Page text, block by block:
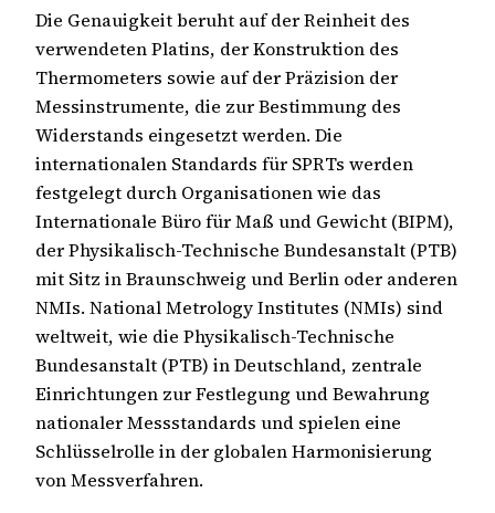
Die Genauigkeit beruht auf der Reinheit des
verwendeten Platins, der Konstruktion des
Thermometers sowie auf der Präzision der
Messinstrumente, die zur Bestimmung des
Widerstands eingesetzt werden. Die
internationalen Standards für SPRTs werden
festgelegt durch Organisationen wie das
Internationale Büro für Maß und Gewicht (BIPM),
der Physikalisch-Technische Bundesanstalt (PTB)
mit Sitz in Braunschweig und Berlin oder anderen
NMIs. National Metrology Institutes (NMIs) sind
weltweit, wie die Physikalisch-Technische
Bundesanstalt (PTB) in Deutschland, zentrale
Einrichtungen zur Festlegung und Bewahrung
nationaler Messstandards und spielen eine
Schlüsselrolle in der globalen Harmonisierung
von Messverfahren.